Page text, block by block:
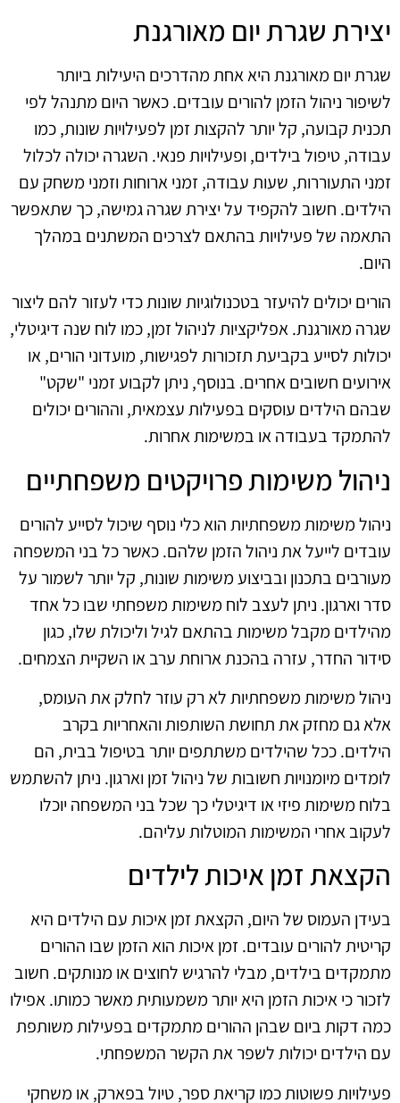
יצירת שגרת יום מאורגנת
שגרת יום מאורגנת היא אחת מהדרכים היעילות ביותר
לשיפור ניהול הזמן להורים עובדים. כאשר היום מתנהל לפי
תכנית קבועה, קל יותר להקצות זמן לפעילויות שונות, כמו
עבודה, טיפול בילדים, ופעילויות פנאי. השגרה יכולה לכלול
זמני התעוררות, שעות עבודה, זמני ארוחות וזמני משחק עם
הילדים. חשוב להקפיד על יצירת שגרה גמישה, כך שתאפשר
התאמה של פעילויות בהתאם לצרכים המשתנים במהלך
היום.
הורים יכולים להיעזר בטכנולוגיות שונות כדי לעזור להם ליצור
שגרה מאורגנת. אפליקציות לניהול זמן, כמו לוח שנה דיגיטלי,
יכולות לסייע בקביעת תזכורות לפגישות, מועדוני הורים, או
אירועים חשובים אחרים. בנוסף, ניתן לקבוע זמני "שקט"
שבהם הילדים עוסקים בפעילות עצמאית, וההורים יכולים
להתמקד בעבודה או במשימות אחרות.
ניהול משימות פרויקטים משפחתיים
ניהול משימות משפחתיות הוא כלי נוסף שיכול לסייע להורים
עובדים לייעל את ניהול הזמן שלהם. כאשר כל בני המשפחה
מעורבים בתכנון ובביצוע משימות שונות, קל יותר לשמור על
סדר וארגון. ניתן לעצב לוח משימות משפחתי שבו כל אחד
מהילדים מקבל משימות בהתאם לגיל וליכולת שלו, כגון
סידור החדר, עזרה בהכנת ארוחת ערב או השקיית הצמחים.
ניהול משימות משפחתיות לא רק עוזר לחלק את העומס,
אלא גם מחזק את תחושת השותפות והאחריות בקרב
הילדים. ככל שהילדים משתתפים יותר בטיפול בבית, הם
לומדים מיומנויות חשובות של ניהול זמן וארגון. ניתן להשתמש
בלוח משימות פיזי או דיגיטלי כך שכל בני המשפחה יוכלו
לעקוב אחרי המשימות המוטלות עליהם.
הקצאת זמן איכות לילדים
בעידן העמוס של היום, הקצאת זמן איכות עם הילדים היא
קריטית להורים עובדים. זמן איכות הוא הזמן שבו ההורים
מתמקדים בילדים, מבלי להרגיש לחוצים או מנותקים. חשוב
לזכור כי איכות הזמן היא יותר משמעותית מאשר כמותו. אפילו
כמה דקות ביום שבהן ההורים מתמקדים בפעילות משותפת
עם הילדים יכולות לשפר את הקשר המשפחתי.
פעילויות פשוטות כמו קריאת ספר, טיול בפארק, או משחקי